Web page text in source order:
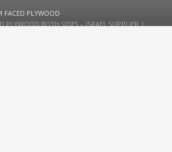
FACED PLYWOOD
PLYWOOD BOTH SIDES – ISRAEL SUPPLIER |